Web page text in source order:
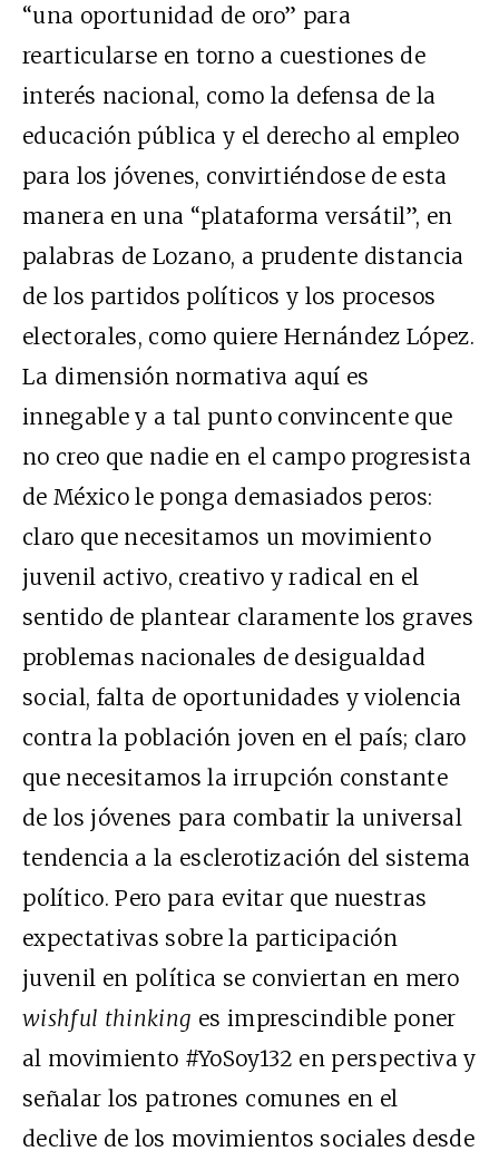
“una oportunidad de oro” para
rearticularse en torno a cuestiones de
interés nacional, como la defensa de la
educación pública y el derecho al empleo
para los jóvenes, convirtiéndose de esta
manera en una “plataforma versátil”, en
palabras de Lozano, a prudente distancia
de los partidos políticos y los procesos
electorales, como quiere Hernández López.
La dimensión normativa aquí es
innegable y a tal punto convincente que
no creo que nadie en el campo progresista
de México le ponga demasiados peros:
claro que necesitamos un movimiento
juvenil activo, creativo y radical en el
sentido de plantear claramente los graves
problemas nacionales de desigualdad
social, falta de oportunidades y violencia
contra la población joven en el país; claro
que necesitamos la irrupción constante
de los jóvenes para combatir la universal
tendencia a la esclerotización del sistema
político. Pero para evitar que nuestras
expectativas sobre la participación
juvenil en política se conviertan en mero
wishful thinking es imprescindible poner
al movimiento #YoSoy132 en perspectiva y
señalar los patrones comunes en el
declive de los movimientos sociales desde